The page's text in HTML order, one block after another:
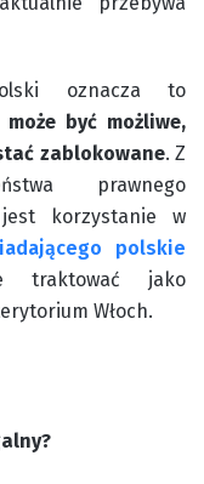
oznacza to
być możliwe,
zablokowane. Z
prawnego
jest korzystanie w
polskie
traktować jako
Włoch.